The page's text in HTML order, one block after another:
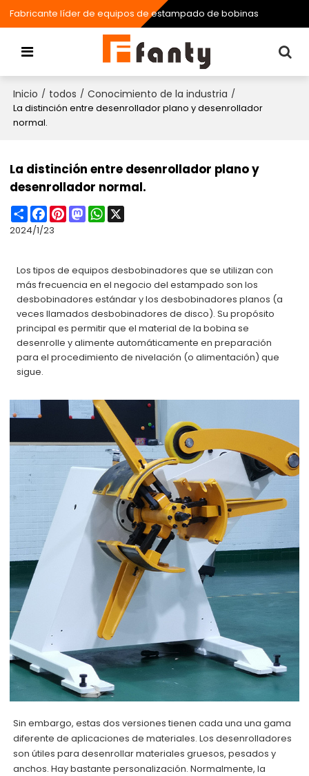
Fabricante líder de equipos de estampado de bobinas
Inicio / todos / Conocimiento de la industria /
La distinción entre desenrollador plano y desenrollador
normal.
La distinción entre desenrollador plano y
desenrollador normal.
ShareFacebook
PinterestMastodonWhatsApp
2024/1/23
Los tipos de equipos desbobinadores que se utilizan con
más frecuencia en el negocio del estampado son los
desbobinadores estándar y los desbobinadores planos (a
veces llamados desbobinadores de disco). Su propósito
principal es permitir que el material de la bobina se
desenrolle y alimente automáticamente en preparación
para el procedimiento de nivelación (o alimentación) que
sigue.
Sin embargo, estas dos versiones tienen cada una una gama
diferente de aplicaciones de materiales. Los desenrolladores
son útiles para desenrollar materiales gruesos, pesados y
anchos. Hay bastante personalización. Normalmente, la